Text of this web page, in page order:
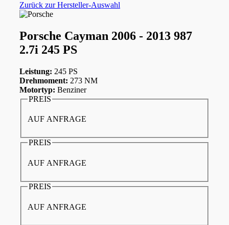
Zurück zur Hersteller-Auswahl
Porsche Cayman 2006 - 2013 987
2.7i 245 PS
Leistung: 245 PS
Drehmoment: 273 NM
Motortyp: Benziner
PREIS
AUF ANFRAGE
PREIS
AUF ANFRAGE
PREIS
AUF ANFRAGE